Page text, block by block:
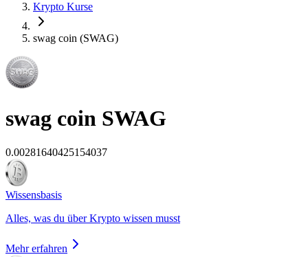
Krypto Kurse
swag coin (SWAG)
swag coin SWAG
0.00281640425154037
Wissensbasis
Alles, was du über Krypto wissen musst
Mehr erfahren